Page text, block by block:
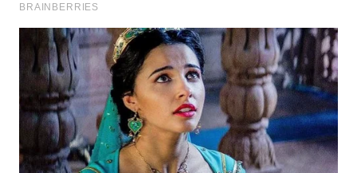
WN DELI
SERDANG
WN
TEBING
TINGGI
WN